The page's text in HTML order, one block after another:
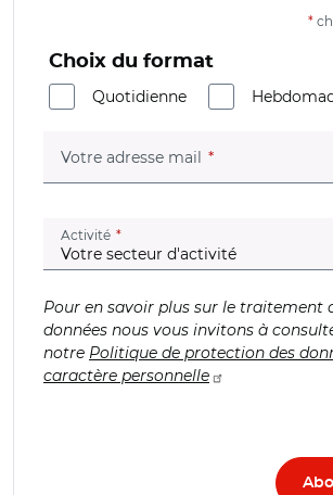
*
Choix du format
Quotidienne
Votre adresse mail (champ
Activité (champ obligatoire)
Pour en savoir plus sur le traitement
données nous vous invitons à
notre Politique de protection des
caractère personnelle